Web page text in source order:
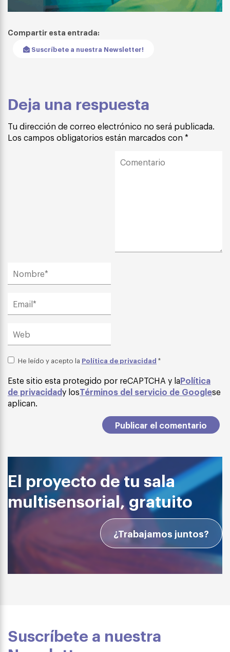
Compartir esta entrada:
Suscríbete a nuestra Newsletter!
Deja una respuesta
Tu dirección de correo electrónico no será publicada.
Los campos obligatorios están marcados con *
He leído y acepto la Política de privacidad *
Este sitio esta protegido por reCAPTCHA y laPolítica
de privacidady losTérminos del servicio de Googlese
aplican.
El proyecto de tu sala
multisensorial, gratuito
¿Trabajamos juntos?
Suscríbete a nuestra